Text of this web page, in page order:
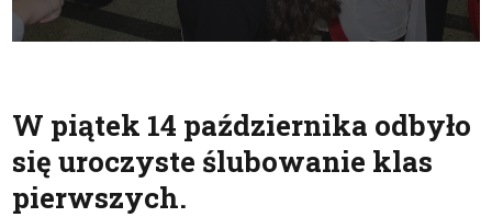
W piątek 14 października odbyło
się uroczyste ślubowanie klas
pierwszych.